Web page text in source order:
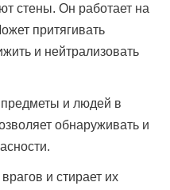
стены. Он работает на
притягивать
и нейтрализовать
и людей в
обнаруживать и
и стирает их